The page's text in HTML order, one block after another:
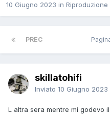
10 Giugno 2023 in Riproduzione
PREC
skillatohifi
Inviato 10 Giugno 2023
L altra sera mentre mi godevo